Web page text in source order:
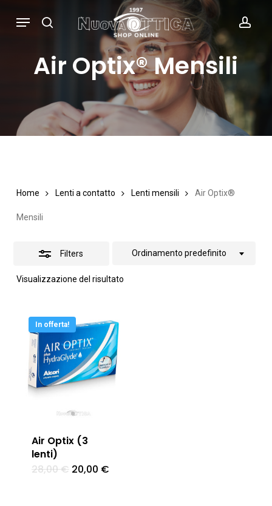
content
search
Menu
Air Optix® Mensili
Home Lenti a contatto Lenti mensili Air Optix®
Mensili
Filters
Visualizzazione del risultato
Ordinamento predefinito
Close
In offerta!
Air Optix (3
lenti)
28,00€ Il
prezzo
20,00 €Il